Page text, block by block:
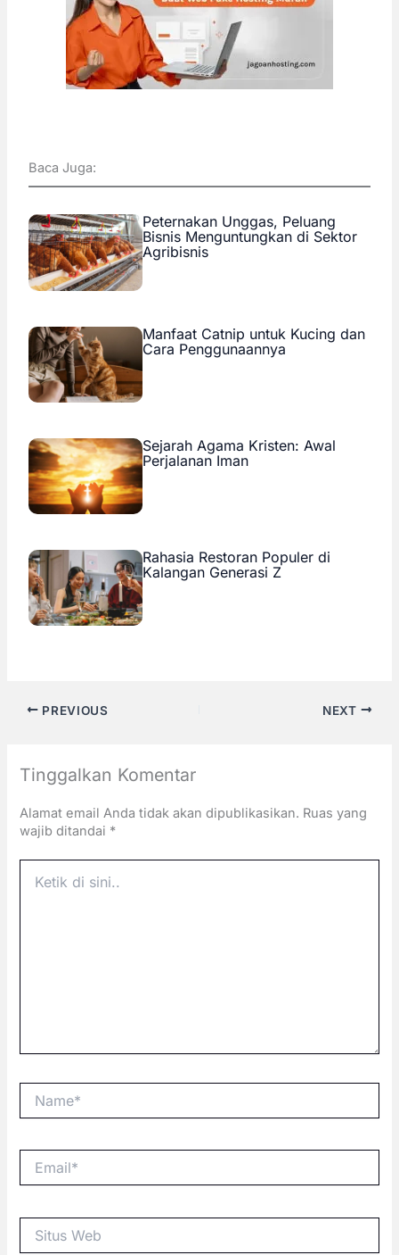
Baca Juga:
Peternakan Unggas, Peluang
Bisnis Menguntungkan di Sektor
Agribisnis
Manfaat Catnip untuk Kucing dan
Cara Penggunaannya
Sejarah Agama Kristen: Awal
Perjalanan Iman
Rahasia Restoran Populer di
Kalangan Generasi Z
PREVIOUS NEXT
Tinggalkan Komentar
Alamat email Anda tidak akan dipublikasikan. Ruas yang
wajib ditandai *
Web